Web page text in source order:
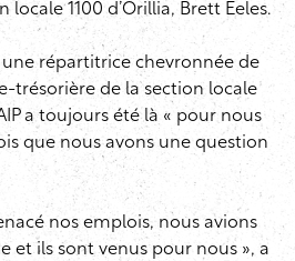
1100 d’Orillia, Brett Eeles.
une répartitrice chevronnée de
trésorière de la section locale
a toujours été là « pour nous
que nous avons une question
nos emplois, nous avions
et ils sont venus pour nous », a